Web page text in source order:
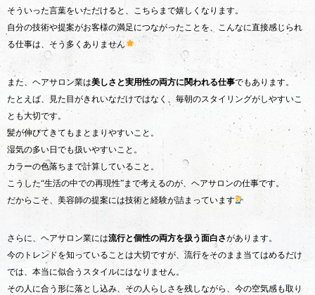
そういった言葉をいただけると、こちらまで嬉しくなります。
自分の技術や提案がお客様の満足につながったことを、こんなに直接感じられ
る仕事は、そう多くありません
また、ヘアサロン業は美しさと実用性の両方に関われる仕事でもあります。
たとえば、見た目がきれいなだけではなく、毎朝のスタイリングがしやすいこ
とも大切です。
髪が伸びてきてもまとまりやすいこと。
湿気の多い日でも扱いやすいこと。
カラーの色落ちまで計算していること。
こうした“生活の中での再現性”まで考えるのが、ヘアサロンの仕事です。
だからこそ、美容師の提案には技術と経験が詰まっています
さらに、ヘアサロン業には流行と個性の両方を扱う面白さがあります。
今のトレンドを知っていることは大切ですが、流行をそのまま当てはめるだけ
では、本当に似合うスタイルにはなりません。
その人に合う形に落とし込み、その人らしさを残しながら、今の空気感も取り